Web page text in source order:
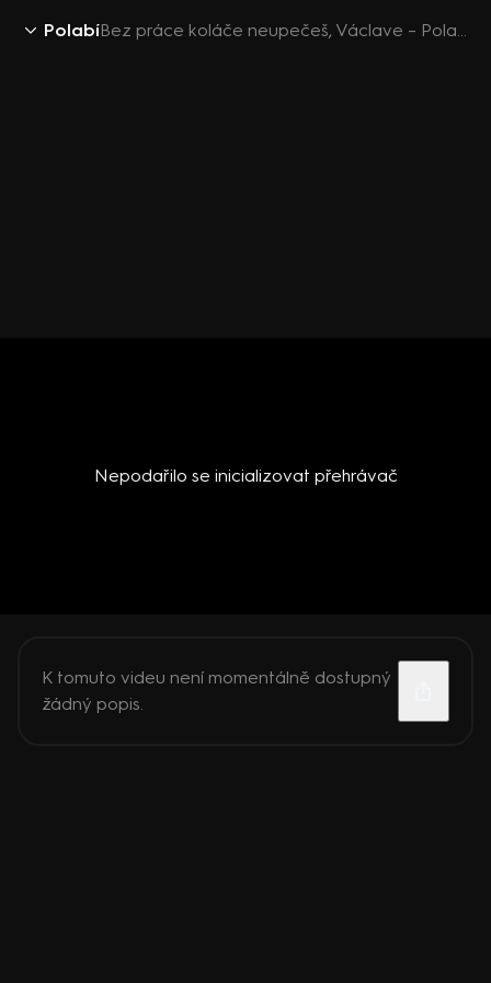
Polabí Bez práce koláče neupečeš, Václave – Polabí (4)
Nepodařilo se inicializovat přehrávač
K tomuto videu není momentálně dostupný
žádný popis.